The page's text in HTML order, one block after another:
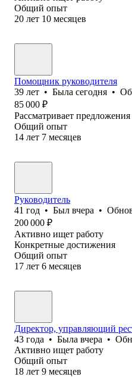
Общий опыт
20 лет 10 месяцев
Помощник руководителя
39 лет • Была сегодня •
85 000 ₽
Рассматривает предложения
Общий опыт
14 лет 7 месяцев
Руководитель
41 год • Был вчера •
200 000 ₽
Активно ищет работу
Конкретные достижения
Общий опыт
17 лет 6 месяцев
Директор, управляющий
43 года • Была вчера •
Активно ищет работу
Общий опыт
18 лет 9 месяцев